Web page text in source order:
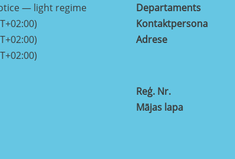
— light regime
Departaments
Kontaktpersona
Adrese
Reģ. Nr.
Mājas lapa